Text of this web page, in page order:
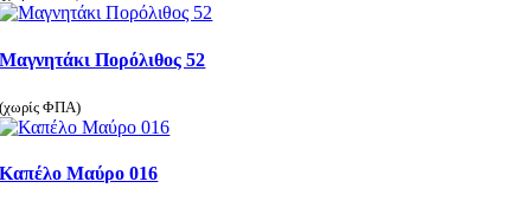
Μαγνητάκι Πορόλιθος 52
(χωρίς ΦΠΑ)
Καπέλο Μαύρο 016